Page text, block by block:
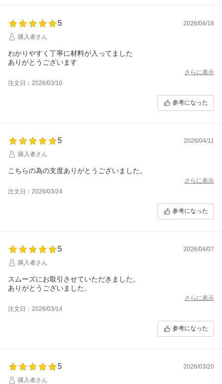
5
2026/04/18
購入者さん
わかりやすく丁寧に材料が入ってました
ありがとうございます
さらに表示
注文日：2026/03/10
参考になった
5
2026/04/11
購入者さん
こちらの為の支度ありがとうございました。
さらに表示
注文日：2026/03/24
参考になった
5
2026/04/07
購入者さん
スムーズにお取引させていただきました。
ありがとうございました。
さらに表示
注文日：2026/03/14
参考になった
5
2026/03/20
購入者さん